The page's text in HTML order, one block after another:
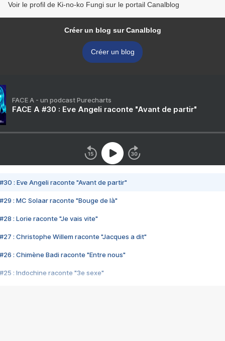
Voir le profil de Ki-no-ko Fungi sur le portail Canalblog
Créer un blog sur Canalblog
Créer un blog
FACE A - un podcast Purecharts
FACE A #30 : Eve Angeli raconte "Avant de partir"
#30 : Eve Angeli raconte "Avant de partir"
#29 : MC Solaar raconte "Bouge de là"
#28 : Lorie raconte "Je vais vite"
#27 : Christophe Willem raconte "Jacques a dit"
#26 : Chimène Badi raconte "Entre nous"
#25 : Indochine raconte "3e sexe"